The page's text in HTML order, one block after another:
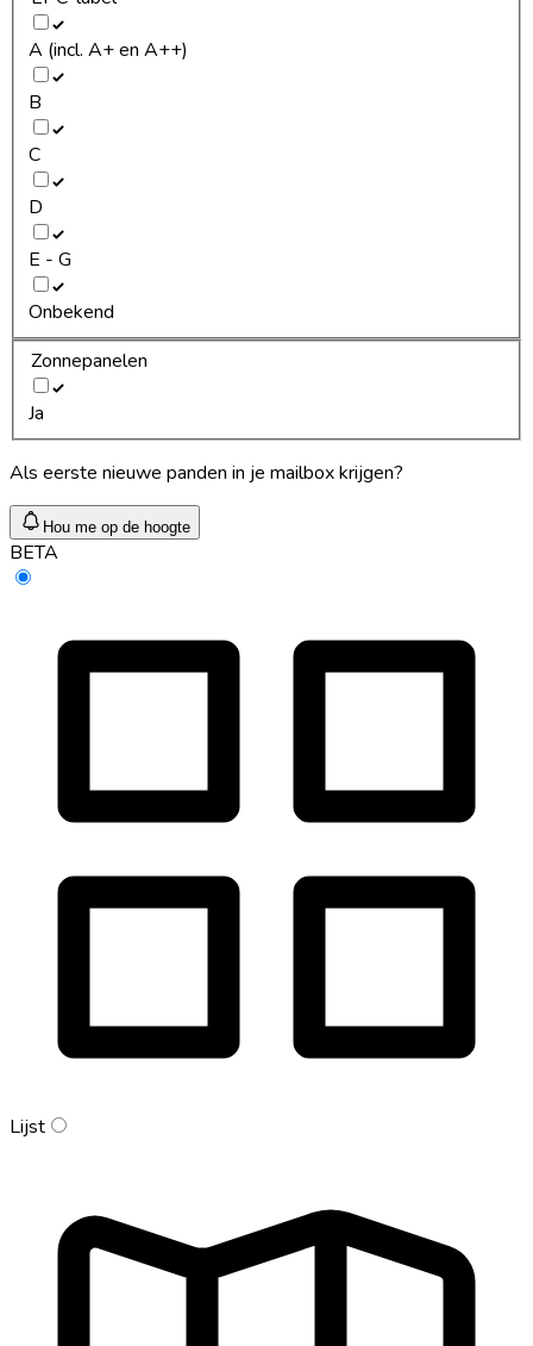
A (incl. A+ en A++)
B
C
D
E - G
Onbekend
Zonnepanelen
Ja
Als eerste nieuwe panden in je mailbox krijgen?
Hou me op de hoogte
BETA
Lijst